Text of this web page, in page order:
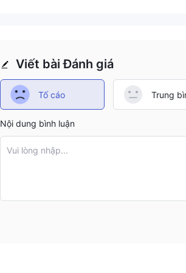
Viết bài Đánh giá
Tố cáo Trung
Nội dung bình luận
Vui lòng nhập...